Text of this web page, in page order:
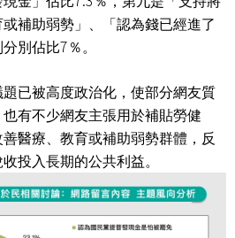
補助弱勢」、「認為錢已經進了
別佔比7 ％。
已被高度政治化，使部分網友質
有不少網友主張用於補貼勞健
醫療、教育或補助弱勢群體，反
投入長期的公共利益。